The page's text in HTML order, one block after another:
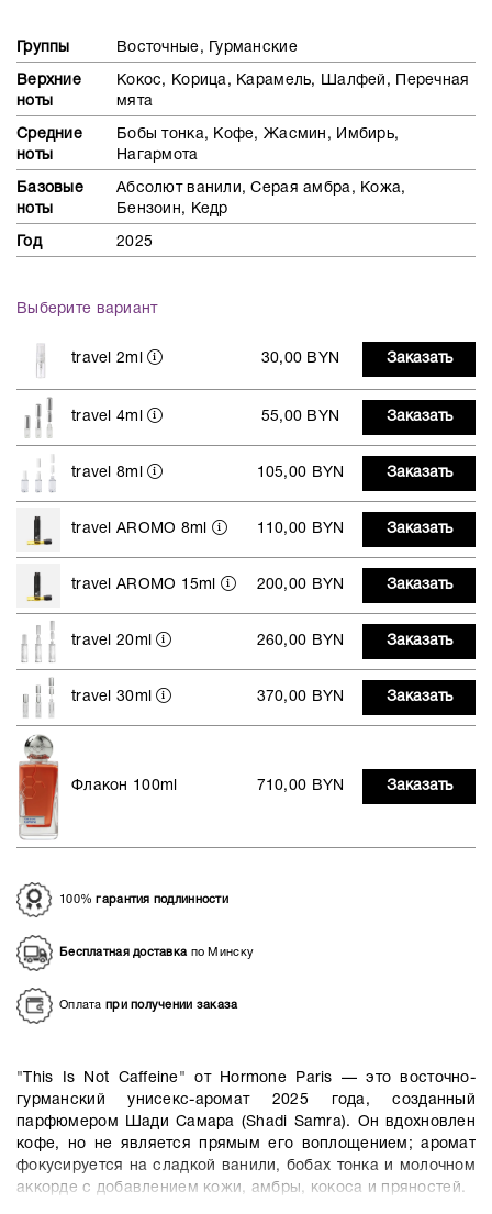
Группы Восточные, Гурманские
Верхние
ноты
Кокос, Корица, Карамель, Шалфей, Перечная
мята
Средние
ноты
Бобы тонка, Кофе, Жасмин, Имбирь,
Нагармота
Базовые
ноты
Абсолют ванили, Серая амбра, Кожа,
Бензоин, Кедр
Год 2025
Выберите вариант
travel 2ml 30,00 BYN Заказать
travel 4ml 55,00 BYN Заказать
travel 8ml 105,00 BYN Заказать
travel AROMO 8ml 110,00 BYN Заказать
travel AROMO 15ml 200,00 BYN Заказать
travel 20ml 260,00 BYN Заказать
travel 30ml 370,00 BYN Заказать
Флакон 100ml 710,00 BYN Заказать
100%гарантия подлинности
Бесплатная доставкапо Минску
Оплата при получении заказа
"This Is Not Caffeine" от Hormone Paris — это восточно-
гурманский унисекс-аромат 2025 года, созданный
парфюмером Шади Самара (Shadi Samra). Он вдохновлен
кофе, но не является прямым его воплощением; аромат
фокусируется на сладкой ванили, бобах тонка и молочном
аккорде с добавлением кожи, амбры, кокоса и пряностей.